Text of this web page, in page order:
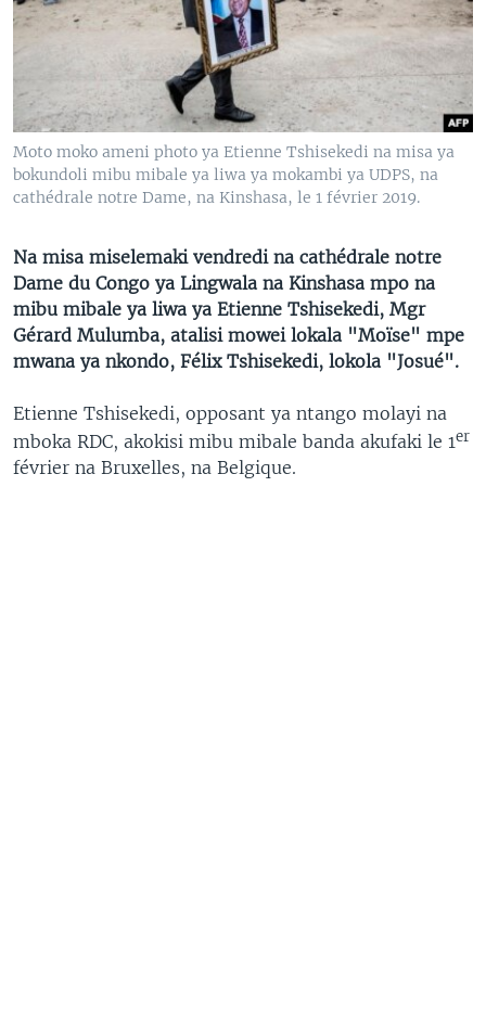
SÉCURITÉ
SCIENCE/TECHNOLOGIE
SPORTS
Moto moko ameni photo ya Etienne Tshisekedi na misa ya
bokundoli mibu mibale ya liwa ya mokambi ya UDPS, na
cathédrale notre Dame, na Kinshasa, le 1 février 2019.
Na misa miselemaki vendredi na cathédrale notre
Dame du Congo ya Lingwala na Kinshasa mpo na
mibu mibale ya liwa ya Etienne Tshisekedi, Mgr
Gérard Mulumba, atalisi mowei lokala "Moïse" mpe
mwana ya nkondo, Félix Tshisekedi, lokola "Josué".
Etienne Tshisekedi, opposant ya ntango molayi na
mboka RDC, akokisi mibu mibale banda akufaki le 1er
février na Bruxelles, na Belgique.